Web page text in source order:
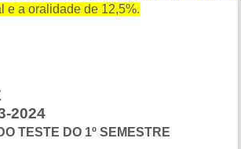
e a oralidade de 12,5%.
2024
TESTE DO 1º SEMESTRE